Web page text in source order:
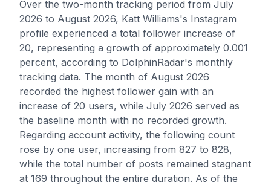
Over the two-month tracking period from July
2026 to August 2026, Katt Williams's Instagram
profile experienced a total follower increase of
20, representing a growth of approximately 0.001
percent, according to DolphinRadar's monthly
tracking data. The month of August 2026
recorded the highest follower gain with an
increase of 20 users, while July 2026 served as
the baseline month with no recorded growth.
Regarding account activity, the following count
rose by one user, increasing from 827 to 828,
while the total number of posts remained stagnant
at 169 throughout the entire duration. As of the